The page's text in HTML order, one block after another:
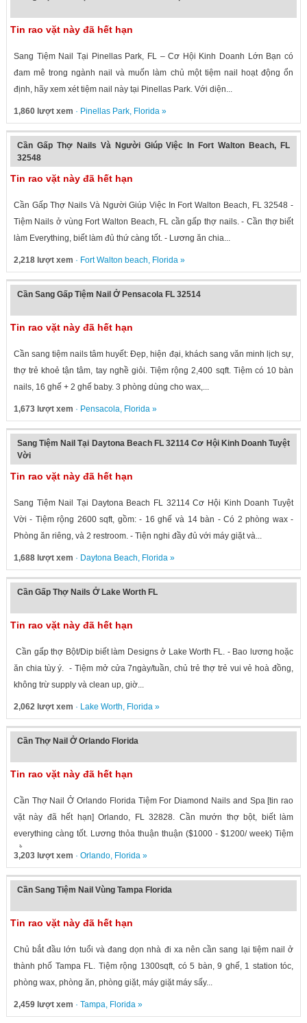
Tin rao vặt này đã hết hạn
Sang Tiệm Nail Tại Pinellas Park, FL – Cơ Hội Kinh Doanh Lớn Bạn có
đam mê trong ngành nail và muốn làm chủ một tiệm nail hoạt động ổn
định, hãy xem xét tiệm nail này tại Pinellas Park. Với diện...
1,860 lượt xem · Pinellas Park, Florida»
Cần Gấp Thợ Nails Và Người Giúp Việc In Fort Walton Beach, FL
32548
Tin rao vặt này đã hết hạn
Cần Gấp Thợ Nails Và Người Giúp Việc In Fort Walton Beach, FL 32548 -
Tiệm Nails ở vùng Fort Walton Beach, FL cần gấp thợ nails. - Cần thợ biết
làm Everything, biết làm đủ thứ càng tốt. - Lương ăn chia...
2,218 lượt xem · Fort Walton beach, Florida»
Cần Sang Gấp Tiệm Nail Ở Pensacola FL 32514
Tin rao vặt này đã hết hạn
Cần sang tiệm nails tâm huyết: Đẹp, hiện đại, khách sang văn minh lịch sự,
thợ trẻ khoẻ tận tâm, tay nghề giỏi. Tiệm rộng 2,400 sqft. Tiệm có 10 bàn
nails, 16 ghế + 2 ghế baby. 3 phòng dùng cho wax,...
1,673 lượt xem · Pensacola, Florida»
Sang Tiệm Nail Tại Daytona Beach FL 32114 Cơ Hội Kinh Doanh Tuyệt
Vời
Tin rao vặt này đã hết hạn
Sang Tiệm Nail Tại Daytona Beach FL 32114 Cơ Hội Kinh Doanh Tuyệt
Vời - Tiệm rộng 2600 sqft, gồm: - 16 ghế và 14 bàn - Có 2 phòng wax -
Phòng ăn riêng, và 2 restroom. - Tiện nghi đầy đủ với máy giặt và...
1,688 lượt xem · Daytona Beach, Florida»
Cần Gấp Thợ Nails Ở Lake Worth FL
Tin rao vặt này đã hết hạn
Cần gấp thợ Bột/Dip biết làm Designs ở Lake Worth FL. - Bao lương hoặc
ăn chia tùy ý. - Tiệm mở cửa 7ngày/tuần, chủ trẻ thợ trẻ vui vẻ hoà đồng,
không trừ supply và clean up, giờ...
2,062 lượt xem · Lake Worth, Florida»
Cần Thợ Nail Ở Orlando Florida
Tin rao vặt này đã hết hạn
Cần Thợ Nail Ở Orlando Florida Tiệm For Diamond Nails and Spa [tin rao
vặt này đã hết hạn] Orlando, FL 32828. Cần mướn thợ bột, biết làm
everything càng tốt. Lương thỏa thuận thuận ($1000 - $1200/ week) Tiệm
nằm...
3,203 lượt xem · Orlando, Florida»
Cần Sang Tiệm Nail Vùng Tampa Florida
Tin rao vặt này đã hết hạn
Chủ bắt đầu lớn tuổi và đang dọn nhà đi xa nên cần sang lại tiệm nail ở
thành phố Tampa FL. Tiệm rộng 1300sqft, có 5 bàn, 9 ghế, 1 station tóc,
phòng wax, phòng ăn, phòng giặt, máy giặt máy sấy...
2,459 lượt xem · Tampa, Florida»